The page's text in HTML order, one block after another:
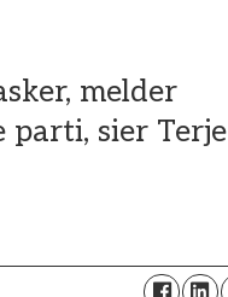
melder
sier Terje